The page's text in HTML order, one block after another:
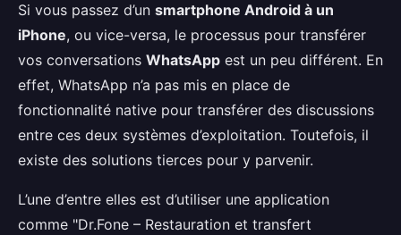
Si vous passez d’un smartphone Android à un
iPhone, ou vice-versa, le processus pour transférer
vos conversations WhatsApp est un peu différent. En
effet, WhatsApp n’a pas mis en place de
fonctionnalité native pour transférer des discussions
entre ces deux systèmes d’exploitation. Toutefois, il
existe des solutions tierces pour y parvenir.
L’une d’entre elles est d’utiliser une application
comme "Dr.Fone – Restauration et transfert